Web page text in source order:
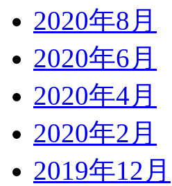
2020年8月
2020年6月
2020年4月
2020年2月
2019年12月